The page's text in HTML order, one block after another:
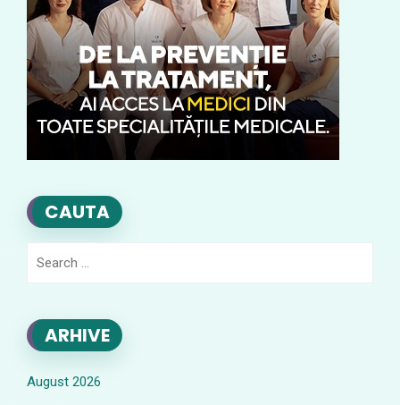
CAUTA
ARHIVE
August 2026